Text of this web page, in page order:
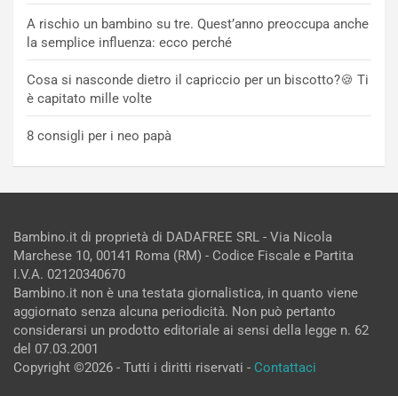
A rischio un bambino su tre. Quest’anno preoccupa anche
la semplice influenza: ecco perché
Cosa si nasconde dietro il capriccio per un biscotto?🍪 Ti
è capitato mille volte
8 consigli per i neo papà
Bambino.it di proprietà di DADAFREE SRL - Via Nicola
Marchese 10, 00141 Roma (RM) - Codice Fiscale e Partita
I.V.A. 02120340670
Bambino.it non è una testata giornalistica, in quanto viene
aggiornato senza alcuna periodicità. Non può pertanto
considerarsi un prodotto editoriale ai sensi della legge n. 62
del 07.03.2001
Copyright ©2026 - Tutti i diritti riservati - Contattaci